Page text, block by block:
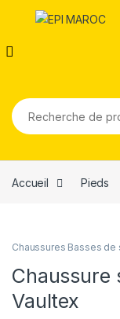
Recherche pour :
Accueil Pieds
Chaussures Basses de
Chaussure
Vaultex